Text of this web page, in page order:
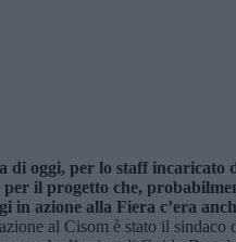
oggi, per lo staff incaricato
il progetto che,
azione alla Fiera c’era
al Cisom è stato il